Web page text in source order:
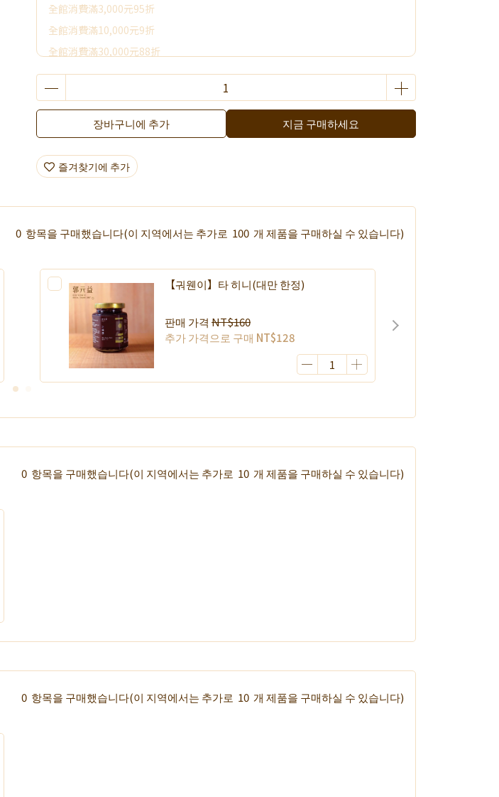
全館消費滿3,000元95折
全館消費滿10,000元9折
全館消費滿30,000元88折
全館消費滿50,000元享其它優惠
喜餅小卡加購
限時活動~消費滿3000贈好禮
장바구니에 추가 지금 구매하세요
즐겨찾기에 추가
0 항목을 구매했습니다(이 지역에서는 추가로 100 개 제품을 구매하실 수 있습니다)
【궈웬이】타 히니(대만 한정)
판매 가격 NT$160
추가 가격으로 구매 NT$128
0 항목을 구매했습니다(이 지역에서는 추가로 10 개 제품을 구매하실 수 있습니다)
0 항목을 구매했습니다(이 지역에서는 추가로 10 개 제품을 구매하실 수 있습니다)